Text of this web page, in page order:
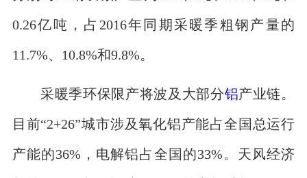
0.26亿吨，占2016年同期采暖季粗钢产量的
11.7%、10.8%和9.8%。
采暖季环保限产将波及大部分铝产业链。
目前“2+26”城市涉及氧化铝产能占全国总运行
产能的36%，电解铝占全国的33%。天风经济